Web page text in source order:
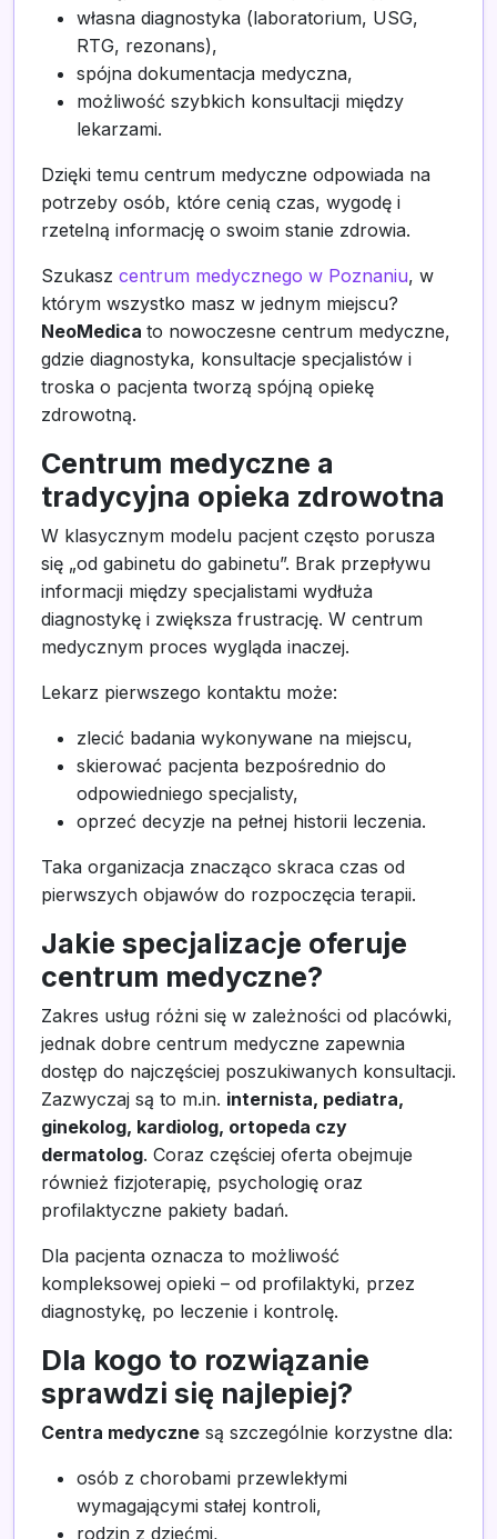
własna diagnostyka (laboratorium, USG,
RTG, rezonans),
spójna dokumentacja medyczna,
możliwość szybkich konsultacji między
lekarzami.
Dzięki temu centrum medyczne odpowiada na
potrzeby osób, które cenią czas, wygodę i
rzetelną informację o swoim stanie zdrowia.
Szukasz centrum medycznego w Poznaniu, w
którym wszystko masz w jednym miejscu?
NeoMedica to nowoczesne centrum medyczne,
gdzie diagnostyka, konsultacje specjalistów i
troska o pacjenta tworzą spójną opiekę
zdrowotną.
Centrum medyczne a
tradycyjna opieka zdrowotna
W klasycznym modelu pacjent często porusza
się „od gabinetu do gabinetu”. Brak przepływu
informacji między specjalistami wydłuża
diagnostykę i zwiększa frustrację. W centrum
medycznym proces wygląda inaczej.
Lekarz pierwszego kontaktu może:
zlecić badania wykonywane na miejscu,
skierować pacjenta bezpośrednio do
odpowiedniego specjalisty,
oprzeć decyzje na pełnej historii leczenia.
Taka organizacja znacząco skraca czas od
pierwszych objawów do rozpoczęcia terapii.
Jakie specjalizacje oferuje
centrum medyczne?
Zakres usług różni się w zależności od placówki,
jednak dobre centrum medyczne zapewnia
dostęp do najczęściej poszukiwanych konsultacji.
Zazwyczaj są to m.in. internista, pediatra,
ginekolog, kardiolog, ortopeda czy
dermatolog. Coraz częściej oferta obejmuje
również fizjoterapię, psychologię oraz
profilaktyczne pakiety badań.
Dla pacjenta oznacza to możliwość
kompleksowej opieki – od profilaktyki, przez
diagnostykę, po leczenie i kontrolę.
Dla kogo to rozwiązanie
sprawdzi się najlepiej?
Centra medyczne są szczególnie korzystne dla:
osób z chorobami przewlekłymi
wymagającymi stałej kontroli,
rodzin z dziećmi,